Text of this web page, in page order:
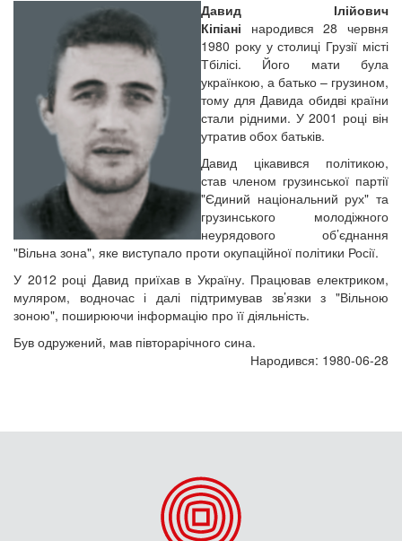
Давид Ілійович
Кіпіані народився 28 червня
1980 року у столиці Грузії місті
Тбілісі. Його мати була
українкою, а батько – грузином,
тому для Давида обидві країни
стали рідними. У 2001 році він
утратив обох батьків.
Давид цікавився політикою,
став членом грузинської партії
"Єдиний національний рух" та
грузинського молодіжного
неурядового об’єднання
"Вільна зона", яке виступало проти окупаційної політики Росії.
У 2012 році Давид приїхав в Україну. Працював електриком,
муляром, водночас і далі підтримував зв’язки з "Вільною
зоною", поширюючи інформацію про її діяльність.
Був одружений, мав півторарічного сина.
Народився: 1980-06-28